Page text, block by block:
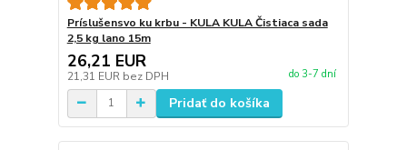
Príslušensvo ku krbu - KULA KULA Čistiaca sada
2,5 kg lano 15m
26,21 EUR
21,31 EUR bez DPH do 3-7 dní
Pridať do košíka